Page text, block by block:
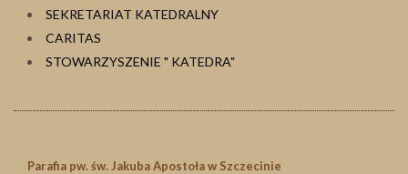
SEKRETARIAT KATEDRALNY
CARITAS
STOWARZYSZENIE " KATEDRA"
Parafia pw. św. Jakuba Apostoła w Szczecinie